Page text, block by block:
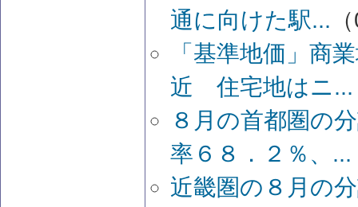
通に向けた駅...
「基準地価」商
近 住宅地はニ...
８月の首都圏の
率６８．２％、...
近畿圏の８月の